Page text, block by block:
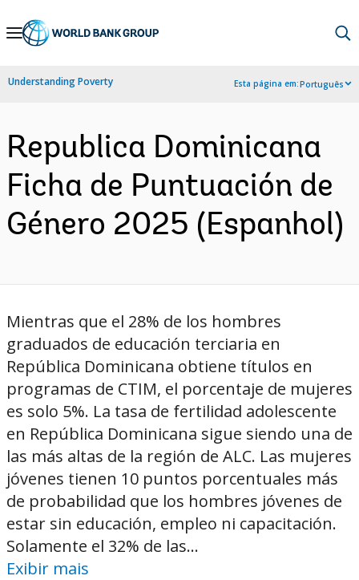
Skip
Navigation
Understanding Poverty Esta página em:Português
Republica Dominicana
Ficha de Puntuación de
Género 2025 (Espanhol)
Mientras que el 28% de los hombres
graduados de educación terciaria en
República Dominicana obtiene títulos en
programas de CTIM, el porcentaje de mujeres
es solo 5%. La tasa de fertilidad adolescente
en República Dominicana sigue siendo una de
las más altas de la región de ALC. Las mujeres
jóvenes tienen 10 puntos porcentuales más
de probabilidad que los hombres jóvenes de
estar sin educación, empleo ni capacitación.
Solamente el 32% de las...
Exibir mais